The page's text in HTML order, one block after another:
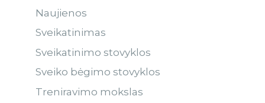
Naujienos
Sveikatinimas
Sveikatinimo stovyklos
Sveiko bėgimo stovyklos
Treniravimo mokslas